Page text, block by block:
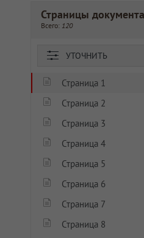
Страницы документа
Всего: 120
УТОЧНИТЬ
Страница 1
Страница 2
Страница 3
Страница 4
Страница 5
Страница 6
Страница 7
Страница 8